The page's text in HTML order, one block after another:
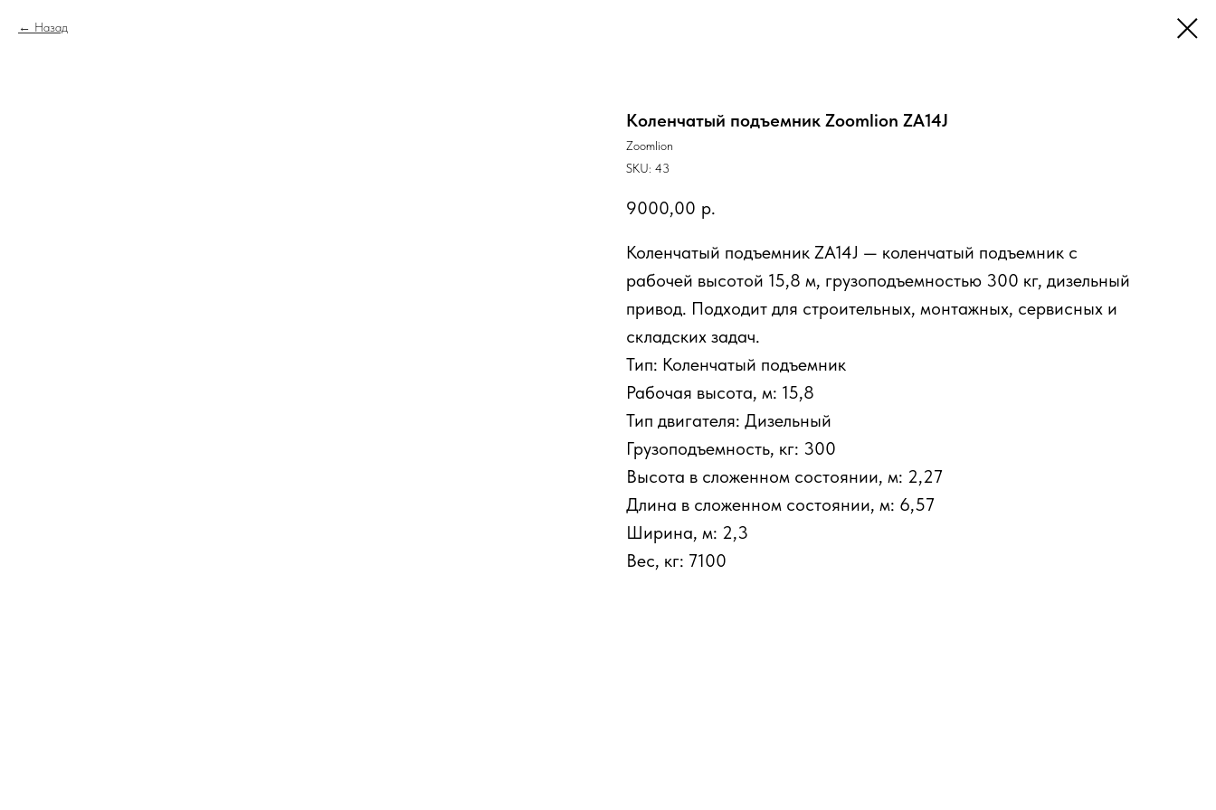
Назад
Коленчатый подъемник Zoomlion ZA14J
Zoomlion
SKU: 43
9000,00 р.
Коленчатый подъемник ZA14J — коленчатый подъемник с
рабочей высотой 15,8 м, грузоподъемностью 300 кг, дизельный
привод. Подходит для строительных, монтажных, сервисных и
складских задач.
Тип: Коленчатый подъемник
Рабочая высота, м: 15,8
Тип двигателя: Дизельный
Грузоподъемность, кг: 300
Высота в сложенном состоянии, м: 2,27
Длина в сложенном состоянии, м: 6,57
Ширина, м: 2,3
Вес, кг: 7100